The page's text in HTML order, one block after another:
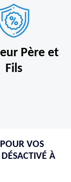
Père et
Fils
VOS
À